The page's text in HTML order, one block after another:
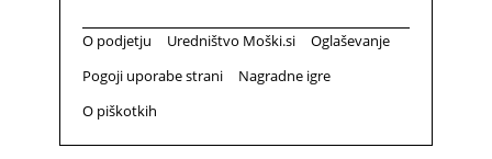
O podjetju Uredništvo Moški.si
Oglaševanje
Pogoji uporabe strani
Nagradne igre
O piškotkih